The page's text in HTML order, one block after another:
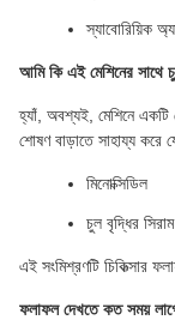
স্যাবোরিয়িক
আমি কি এই মেশিনের সাথে
হ্যাঁ, অবশ্যই, মেশিনে একটি
শোষণ বাড়াতে সাহায্য করে
মিনোক্সিডিল
চুল বৃদ্ধির সিরাম
এই সংমিশ্রণটি চিকিত্সার
ফলাফল দেখতে কত সময়